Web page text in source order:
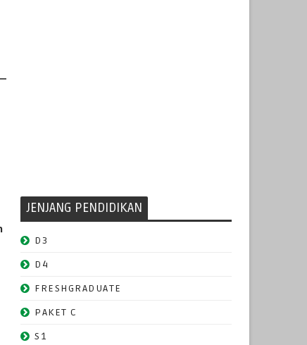
JENJANG PENDIDIKAN
D3
D4
FRESHGRADUATE
PAKET C
S1